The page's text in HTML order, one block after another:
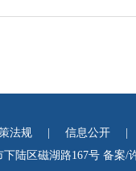
法规 信息公开
陆区磁湖路167号 备案/